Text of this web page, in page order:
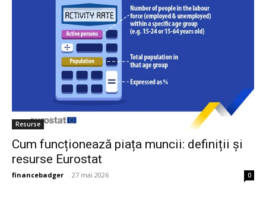
Resurse
Cum funcționează piața muncii: definiții și
resurse Eurostat
financebadger - 27 mai 2026 0